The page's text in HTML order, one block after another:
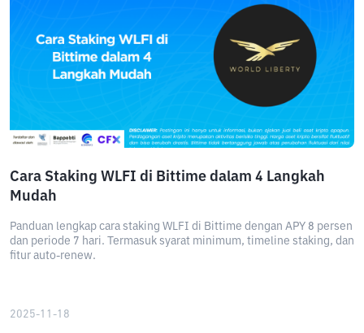
Cara Staking WLFI di Bittime dalam 4 Langkah
Mudah
Panduan lengkap cara staking WLFI di Bittime dengan APY 8 persen
dan periode 7 hari. Termasuk syarat minimum, timeline staking, dan
fitur auto-renew.
2025-11-18